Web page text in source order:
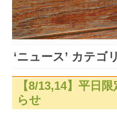
‘ニュース’ カテゴ
【8/13,14】平日
らせ